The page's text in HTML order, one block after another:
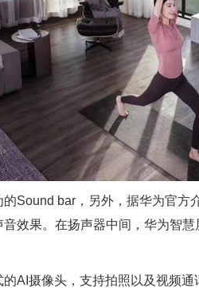
Sound bar，另外，据华为官
效果。在扬声器中间，华为智
AI摄像头，支持拍照以及视频